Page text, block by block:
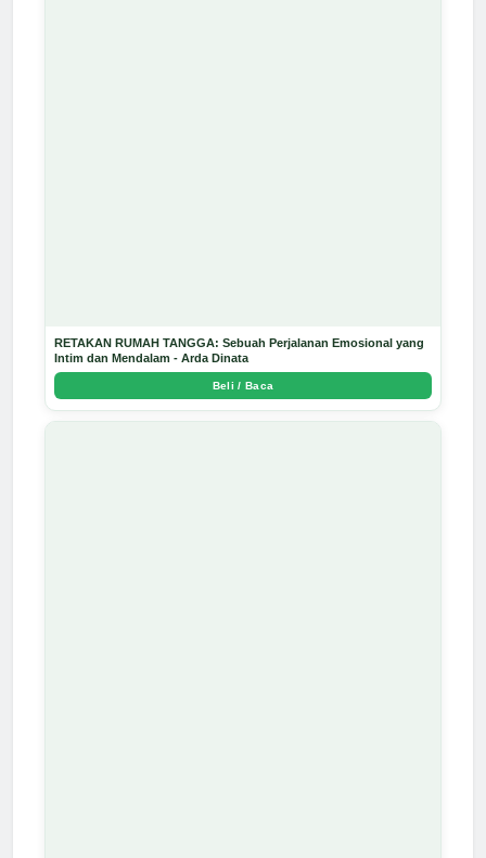
RETAKAN RUMAH TANGGA: Sebuah Perjalanan Emosional yang
Intim dan Mendalam - Arda Dinata
Beli / Baca